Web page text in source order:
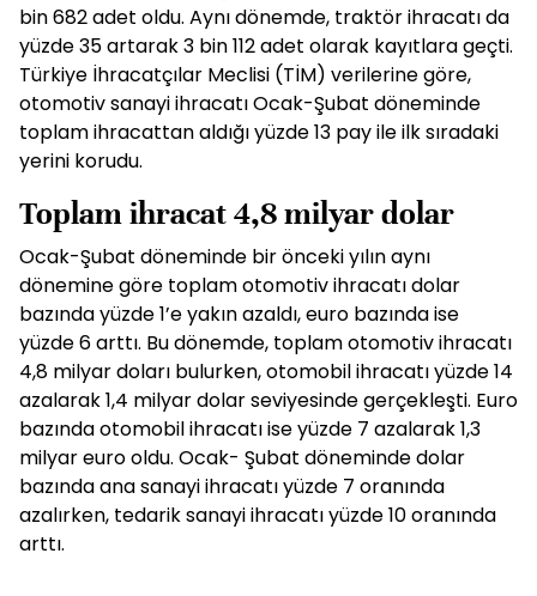
bin 682 adet oldu. Aynı dönemde, traktör ihracatı da
yüzde 35 artarak 3 bin 112 adet olarak kayıtlara geçti.
Türkiye İhracatçılar Meclisi (TİM) verilerine göre,
otomotiv sanayi ihracatı Ocak-Şubat döneminde
toplam ihracattan aldığı yüzde 13 pay ile ilk sıradaki
yerini korudu.
Toplam ihracat 4,8 milyar dolar
Ocak-Şubat döneminde bir önceki yılın aynı
dönemine göre toplam otomotiv ihracatı dolar
bazında yüzde 1’e yakın azaldı, euro bazında ise
yüzde 6 arttı. Bu dönemde, toplam otomotiv ihracatı
4,8 milyar doları bulurken, otomobil ihracatı yüzde 14
azalarak 1,4 milyar dolar seviyesinde gerçekleşti. Euro
bazında otomobil ihracatı ise yüzde 7 azalarak 1,3
milyar euro oldu. Ocak- Şubat döneminde dolar
bazında ana sanayi ihracatı yüzde 7 oranında
azalırken, tedarik sanayi ihracatı yüzde 10 oranında
arttı.